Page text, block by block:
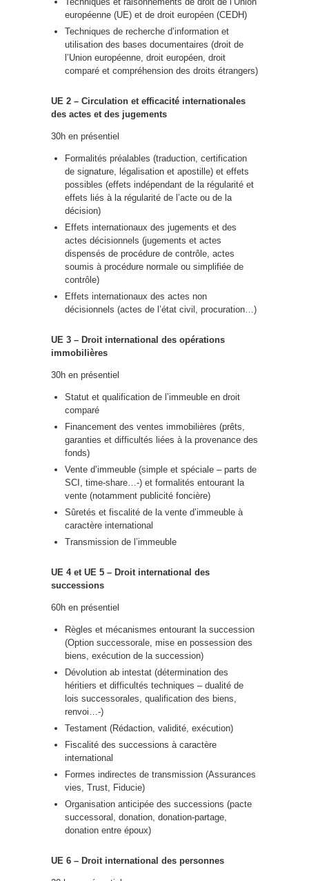
européenne (UE) et de droit européen (CEDH)
Techniques de recherche d’information et
utilisation des bases documentaires (droit de
l’Union européenne, droit européen, droit
comparé et compréhension des droits étrangers)
UE 2 – Circulation et efficacité internationales
des actes et des jugements
30h en présentiel
Formalités préalables (traduction, certification
de signature, légalisation et apostille) et effets
possibles (effets indépendant de la régularité et
effets liés à la régularité de l’acte ou de la
décision)
Effets internationaux des jugements et des
actes décisionnels (jugements et actes
dispensés de procédure de contrôle, actes
soumis à procédure normale ou simplifiée de
contrôle)
Effets internationaux des actes non
décisionnels (actes de l’état civil, procuration…)
UE 3 – Droit international des opérations
immobilières
30h en présentiel
Statut et qualification de l’immeuble en droit
comparé
Financement des ventes immobilières (prêts,
garanties et difficultés liées à la provenance des
fonds)
Vente d’immeuble (simple et spéciale – parts de
SCI, time-share…-) et formalités entourant la
vente (notamment publicité foncière)
Sûretés et fiscalité de la vente d’immeuble à
caractère international
Transmission de l’immeuble
UE 4 et UE 5 – Droit international des
successions
60h en présentiel
Règles et mécanismes entourant la succession
(Option successorale, mise en possession des
biens, exécution de la succession)
Dévolution ab intestat (détermination des
héritiers et difficultés techniques – dualité de
lois successorales, qualification des biens,
renvoi…-)
Testament (Rédaction, validité, exécution)
Fiscalité des successions à caractère
international
Formes indirectes de transmission (Assurances
vies, Trust, Fiducie)
Organisation anticipée des successions (pacte
successoral, donation, donation-partage,
donation entre époux)
UE 6 – Droit international des personnes